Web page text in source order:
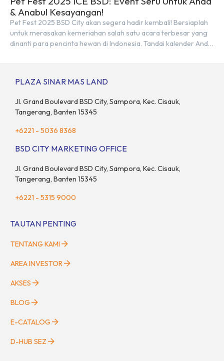
& Anabul Kesayangan!
Pet Fest 2025 BSD City akan segera hadir kembali! Bersiaplah
untuk merasakan kemeriahan salah satu acara terbesar yang
dinanti para pencinta hewan di Indonesia. Tandai kalender Anda
PLAZA SINAR MAS LAND
Jl. Grand Boulevard BSD City, Sampora, Kec. Cisauk,
Tangerang, Banten 15345
+6221 - 5036 8368
BSD CITY MARKETING OFFICE
Jl. Grand Boulevard BSD City, Sampora, Kec. Cisauk,
Tangerang, Banten 15345
+6221 - 5315 9000
TAUTAN PENTING
TENTANG KAMI
AREA INVESTOR
AKSES
BLOG
E-CATALOG
D-HUB SEZ